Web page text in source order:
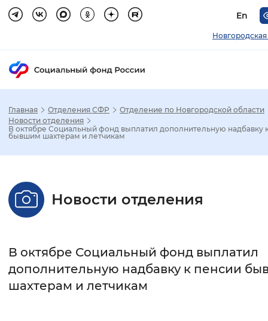
En
Новгородская
Стандартный Увеличенный
Без засечек С засечками
Интервал между буквами
Главная Отделения СФР
Отделение по Новгородской области
Новости отделения
В октябре Социальный фонд выплатил дополнительную надбавку
бывшим шахтерам и летчикам
Новости отделения
В октябре Социальный фонд выплатил
дополнительную надбавку к пенсии
шахтерам и летчикам